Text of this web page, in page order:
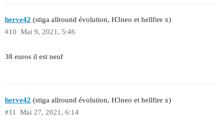
herve42 (stiga allround évolution, H3neo et hellfire x)
Mai 9, 2021, 5:46
#10
38 euros il est neuf
herve42 (stiga allround évolution, H3neo et hellfire x)
Mai 27, 2021, 6:14
#11